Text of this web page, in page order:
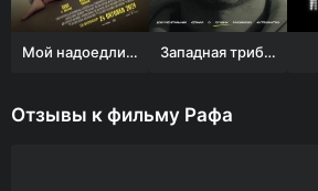
Мой надоедливый брат Западная трибуна
Отзывы к фильму Рафа